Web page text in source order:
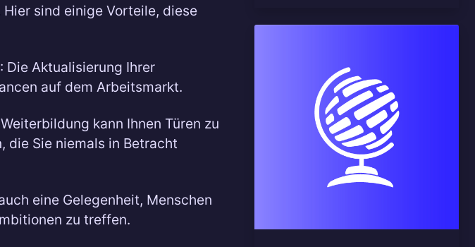
sind einige Vorteile, diese
: Die Aktualisierung Ihrer
auf dem Arbeitsmarkt.
kann Ihnen Türen zu
die Sie niemals in Betracht
eine Gelegenheit, Menschen
zu treffen.